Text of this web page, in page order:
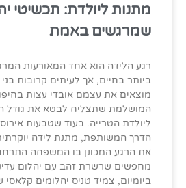
מתנות ליולדת: תכשיטי
שמרגשים באמת
רגע הלידה הוא אחד המאורעות
ביותר בחיים, אך לעיתים קרובות
מוצאים את עצמם אובדי עצות
המושלמת שתצליח לבטא את גודל
ליולדת הטרייה. בעוד שטבעות
הדרך המשותפת, מתנת לידה
את הרגע המכונן בו המשפחה
מחפשים שרשרת זהב עם יהלום
ביומיום, צמיד טניס יהלומים